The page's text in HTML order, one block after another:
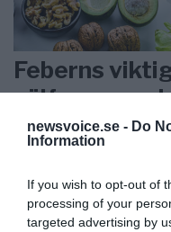
newsvoice.se - Do
Information
If you wish to opt-out of
processing of your
targeted advertising by
Feberns
ANNONSER